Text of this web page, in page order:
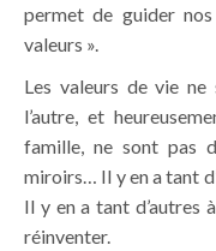
permet de guider
valeurs ».
Les valeurs de vie ne
l’autre, et
famille, ne sont pas
miroirs… Il y en a tant
Il y en a tant d’autres
réinventer.